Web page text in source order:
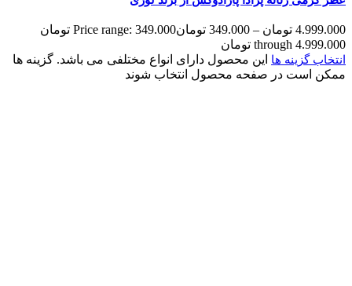
4.999.000 تومان –
349.000 تومان
Price range: 349.000 تومان
through 4.999.000 تومان
انتخاب گزینه ها
این محصول دارای انواع مختلفی می باشد. گزینه ها
ممکن است در صفحه محصول انتخاب شوند